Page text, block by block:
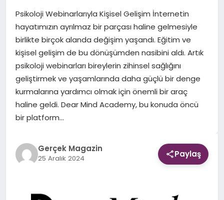
SAĞLIK
SIYASET
EKONOMI
DÜNYA
Psikoloji Webinarlarıyla Kişisel Gelişim İnternetin
hayatımızın ayrılmaz bir parçası haline gelmesiyle
birlikte birçok alanda değişim yaşandı. Eğitim ve
kişisel gelişim de bu dönüşümden nasibini aldı. Artık
psikoloji webinarları bireylerin zihinsel sağlığını
geliştirmek ve yaşamlarında daha güçlü bir denge
kurmalarına yardımcı olmak için önemli bir araç
haline geldi. Dear Mind Academy, bu konuda öncü
bir platform…
Gerçek Magazin
25 Aralık 2024 Paylaş